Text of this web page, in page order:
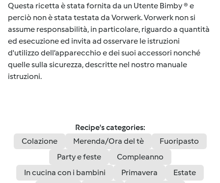
Questa ricetta è stata fornita da un Utente Bimby ® e
perciò non è stata testata da Vorwerk. Vorwerk non si
assume responsabilità, in particolare, riguardo a quantità
ed esecuzione ed invita ad osservare le istruzioni
d'utilizzo dell’apparecchio e dei suoi accessori nonché
quelle sulla sicurezza, descritte nel nostro manuale
istruzioni.
Recipe's categories:
Colazione
Merenda/Ora del tè
Fuoripasto
Party e feste
Compleanno
In cucina con i bambini
Primavera
Estate